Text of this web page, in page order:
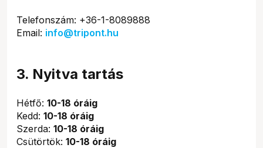
Telefonszám: +36-1-8089888
Email: info@tripont.hu
3. Nyitva tartás
Hétfő: 10-18 óráig
Kedd: 10-18 óráig
Szerda: 10-18 óráig
Csütörtök: 10-18 óráig